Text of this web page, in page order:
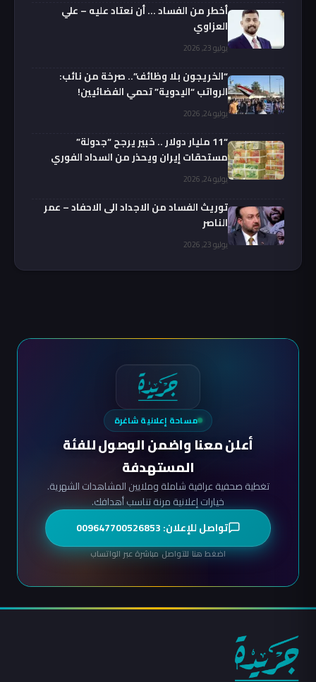
أخطر من الفساد … أن نعتاد عليه – علي
العزاوي
يوليو 23, 2026
“الخريجون بلا وظائف”.. صرخة من نائب:
الرواتب “اليدوية” تحمي الفضائيين!
يوليو 24, 2026
“11 مليار دولار .. خبير يرجح “جدولة”
مستحقات إيران ويحذر من السداد الفوري
يوليو 24, 2026
توريث الفساد من الاجداد الى الاحفاد – عمر
الناصر
يوليو 23, 2026
مساحة إعلانية شاغرة
أعلن معنا واضمن الوصول للفئة
المستهدفة
تغطية صحفية عراقية شاملة وملايين المشاهدات الشهرية.
خيارات إعلانية مرنة تناسب أهدافك.
تواصل للإعلان: 009647700526853
اضغط هنا للتواصل مباشرة عبر الواتساب